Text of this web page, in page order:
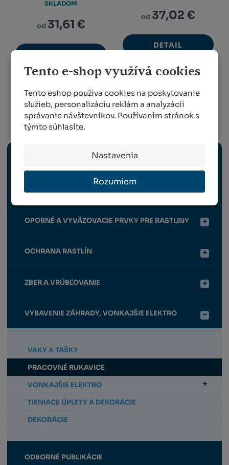
Tento e-shop využívá cookies
Tento eshop používa cookies na poskytovanie
služieb, personalizáciu reklám a analyzácii
správanie návštevníkov. Používaním stránok s
týmto súhlasíte.
Nastavenia
Rozumiem
od 31,61 €
SKLADOM
od 37,02 €
DETAIL
1 2
Záhradníctvo a záhradkárstvo
ZÁHRADNÉ NÁRADIE
VÝSADBA A VÝŽIVA RASTLÍN
OPORNÉ A VYVÄZOVACIE PRVKY PRE RASTLINY
OCHRANA RASTLÍN
ZBER A VRÚBĽOVANIE
VYBAVENIE ZÁHRADY, VONKAJŠIE ELEKTRO
VAKY A TAŠKY
PRACOVNÉ RUKAVICE
VONKAJŠIE ELEKTRO
TIENIACE ÚPLETY A DEKORÁCIE
DEKORÁCIE
ODBORNÉ PUBLIKÁCIE